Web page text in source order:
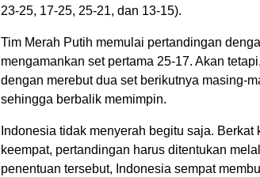
23-25, 17-25, 25-21, dan 13-15).
Tim Merah Putih memulai pertandingan
mengamankan set pertama 25-17. Akan
dengan merebut dua set berikutnya masing-
sehingga berbalik memimpin.
Indonesia tidak menyerah begitu saja.
keempat, pertandingan harus ditentukan
penentuan tersebut, Indonesia sempat